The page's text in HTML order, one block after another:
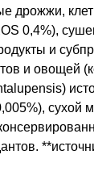
дрожжи,
0,4%),
и
и овощей
сухой